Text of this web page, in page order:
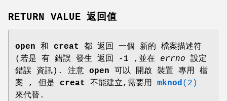
RETURN VALUE 返回值
open 和 creat
都 返回 一個 新的 檔案描述符
(若是 有 錯誤 發生 返回 -1 ,並在 errno 設定
錯誤 資訊). 注意 open 可以 開啟 裝置 專用 檔
案 , 但是 creat 不能建立,需要用 mknod(2)
來代替.